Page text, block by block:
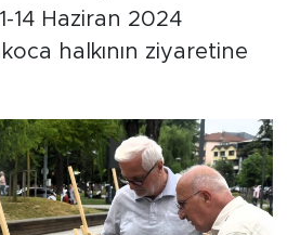
14 Haziran 2024
halkının ziyaretine